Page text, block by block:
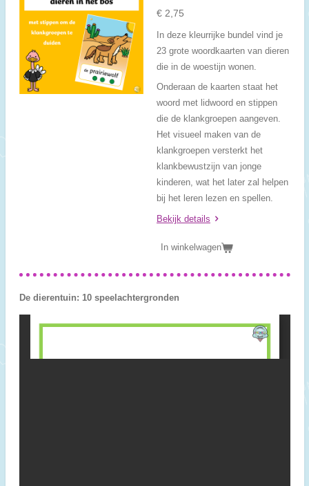
€ 2,75
In deze kleurrijke bundel vind je
23 grote woordkaarten van dieren
die in de woestijn wonen.
Onderaan de kaarten staat het
woord met lidwoord en stippen
die de klankgroepen aangeven.
Het visueel maken van de
klankgroepen versterkt het
klankbewustzijn van jonge
kinderen, wat het later zal helpen
bij het leren lezen en spellen.
Bekijk details
In winkelwagen
De dierentuin: 10 speelachtergronden